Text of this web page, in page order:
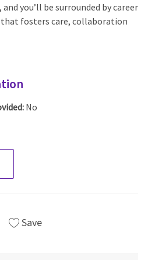
you’ll be surrounded by career
fosters care, collaboration
No
Save